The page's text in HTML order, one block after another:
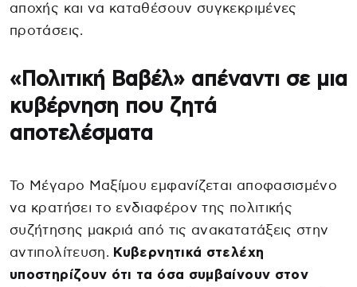
αποχής και να καταθέσουν συγκεκριμένες
προτάσεις.
«Πολιτική Βαβέλ» απέναντι σε μια
κυβέρνηση που ζητά
αποτελέσματα
Το Μέγαρο Μαξίμου εμφανίζεται αποφασισμένο
να κρατήσει το ενδιαφέρον της πολιτικής
συζήτησης μακριά από τις ανακατατάξεις στην
αντιπολίτευση. Κυβερνητικά στελέχη
υποστηρίζουν ότι τα όσα συμβαίνουν στον